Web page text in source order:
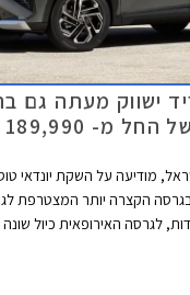
ישווק מעתה גם
מ- 189,990 ₪
הקצרה יותר המצטרפת
לגרסה האירופאית כיול